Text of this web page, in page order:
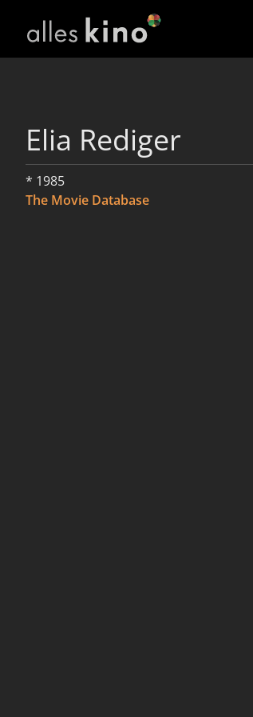
Elia Rediger
* 1985
The Movie Database